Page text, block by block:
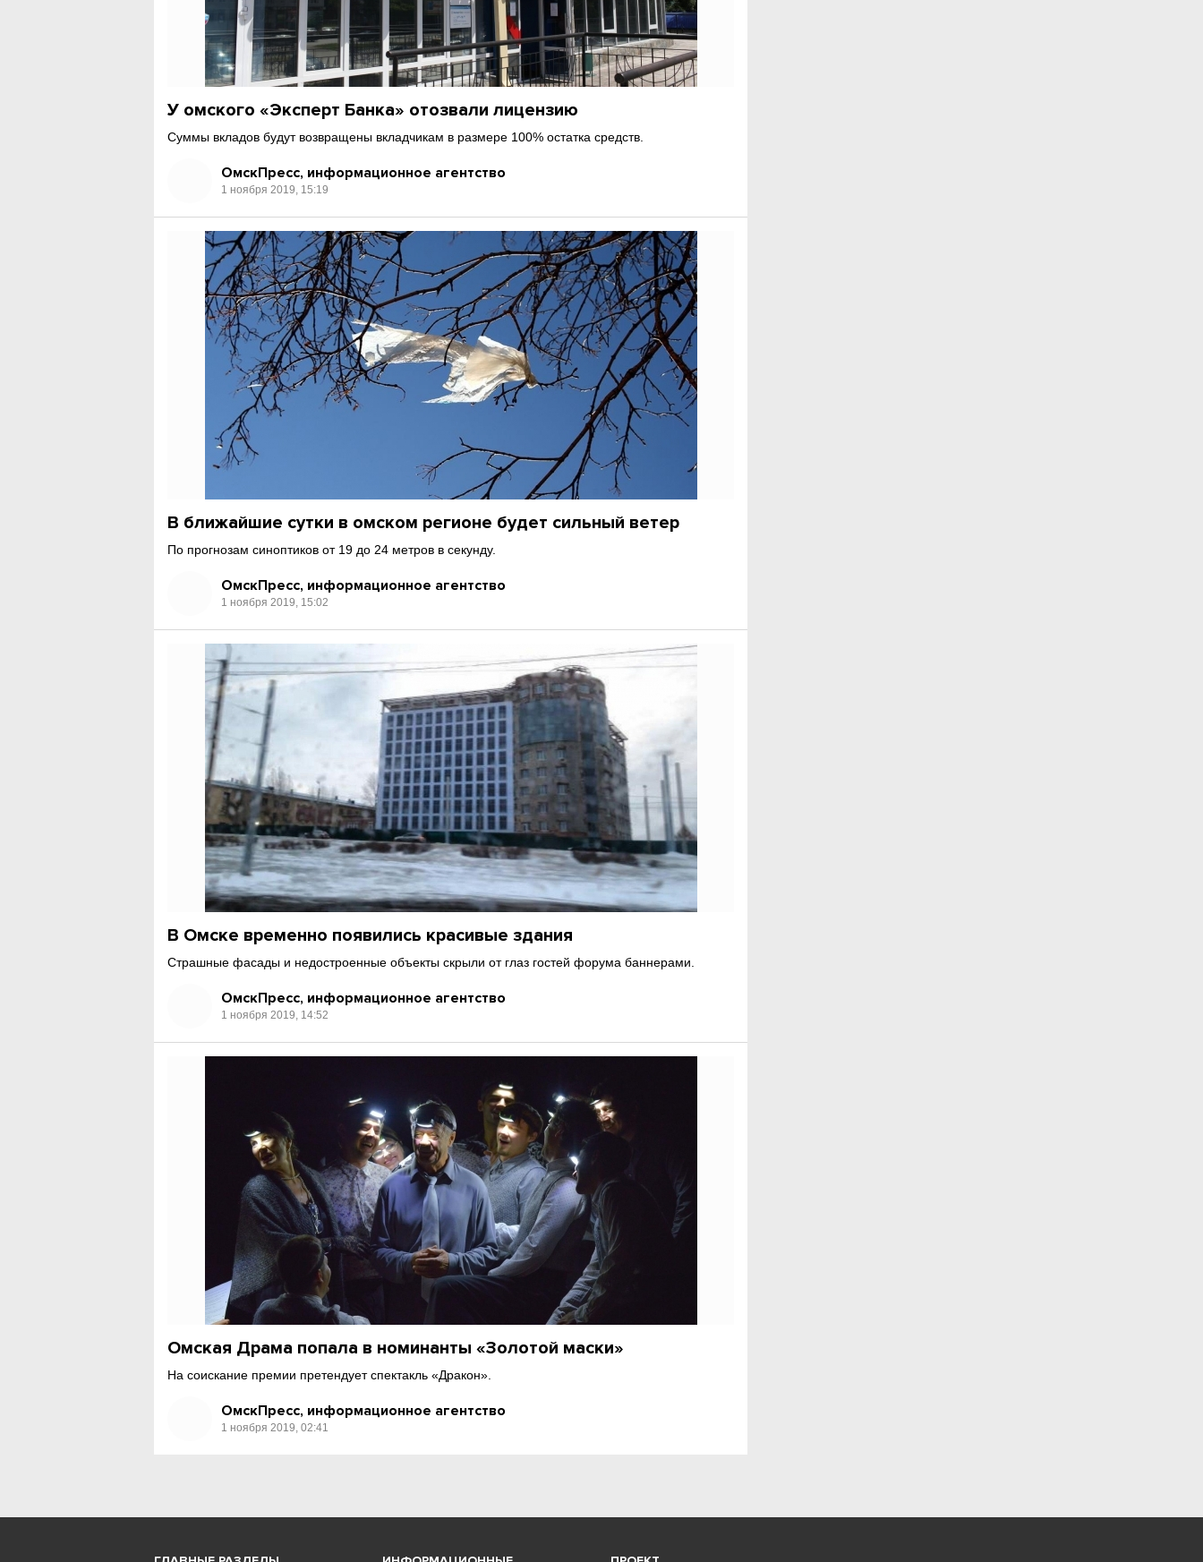
У омского «Эксперт Банка» отозвали лицензию
Суммы вкладов будут возвращены вкладчикам в размере 100% остатка средств.
ОмскПресс, информационное агентство
1 ноября 2019, 15:19
В ближайшие сутки в омском регионе будет сильный ветер
По прогнозам синоптиков от 19 до 24 метров в секунду.
ОмскПресс, информационное агентство
1 ноября 2019, 15:02
В Омске временно появились красивые здания
Страшные фасады и недостроенные объекты скрыли от глаз гостей форума баннерами.
ОмскПресс, информационное агентство
1 ноября 2019, 14:52
Омская Драма попала в номинанты «Золотой маски»
На соискание премии претендует спектакль «Дракон».
ОмскПресс, информационное агентство
1 ноября 2019, 02:41